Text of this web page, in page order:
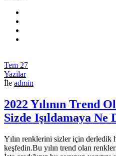
Tem 27
Yazılar
İle admin
2022 Yılının Trend
Sizde Işıldamaya Ne
Yılın renklerini sizler için derledik
keşfedin.Bu yılın trend olan